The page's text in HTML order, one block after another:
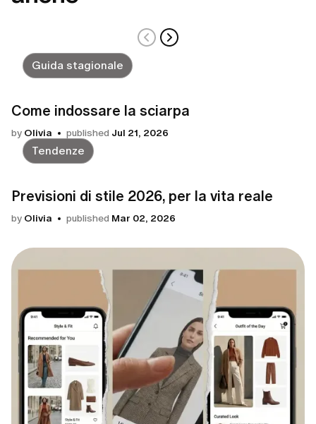
Guida stagionale
Come indossare la sciarpa
by Olivia published Jul 21, 2026
Tendenze
Previsioni di stile 2026, per la vita reale
by Olivia published Mar 02, 2026